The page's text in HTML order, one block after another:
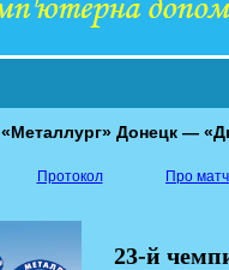
«Металлург» Донецк —
Протокол Про матч
23-й